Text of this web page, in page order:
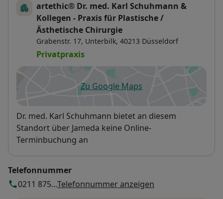
artethic® Dr. med. Karl Schuhmann &
Kollegen - Praxis für Plastische /
Ästhetische Chirurgie
Grabenstr. 17, Unterbilk, 40213 Düsseldorf
Privatpraxis
Zu Google Mapsöffnet in einer neuen
Verfügbarkeit
Dr. med. Karl Schuhmann bietet an diesem
Standort über Jameda keine Online-
Terminbuchung an
Telefonnummer
0211 875...Telefonnummer anzeigen